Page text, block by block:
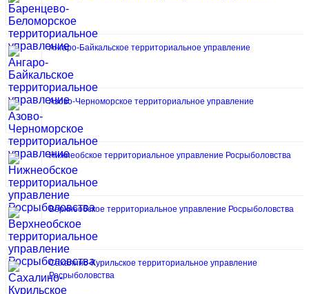
Ангаро-Байкальское территориальное управление
Азово-Черноморское территориальное управление
Нижнеобское территориальное управление Росрыболовства
Верхнеобское территориальное управление Росрыболовства
Сахалино-Курильское территориальное управление
Росрыболовства